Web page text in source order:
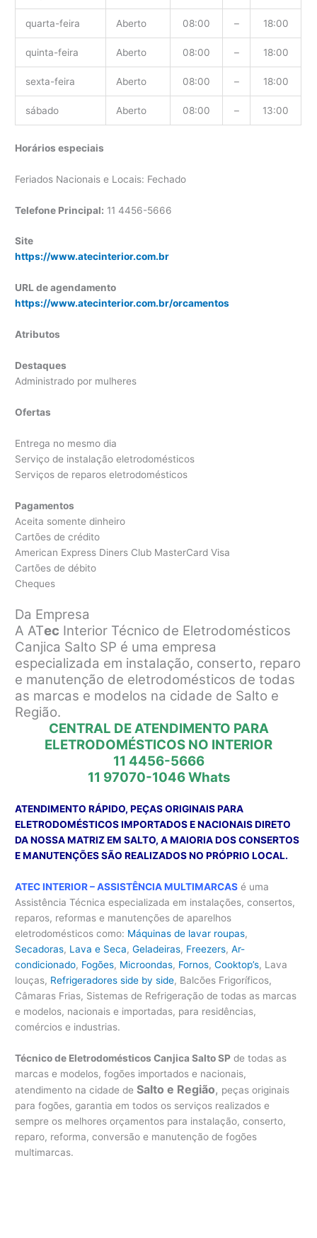
quarta-feira Aberto 08:00 – 18:00
quinta-feira Aberto 08:00 – 18:00
sexta-feira Aberto 08:00 – 18:00
sábado Aberto 08:00 – 13:00
Horários especiais
Feriados Nacionais e Locais: Fechado
Telefone Principal: 11 4456-5666
Site
https://www.atecinterior.com.br
URL de agendamento
https://www.atecinterior.com.br/orcamentos
Atributos
Destaques
Administrado por mulheres
Ofertas
Entrega no mesmo dia
Serviço de instalação eletrodomésticos
Serviços de reparos eletrodomésticos
Pagamentos
Aceita somente dinheiro
Cartões de crédito
American Express Diners Club MasterCard Visa
Cartões de débito
Cheques
Da Empresa
A ATec Interior Técnico de Eletrodomésticos
Canjica Salto SP é uma empresa
especializada em instalação, conserto, reparo
e manutenção de eletrodomésticos de todas
as marcas e modelos na cidade de Salto e
Região.
CENTRAL DE ATENDIMENTO PARA
ELETRODOMÉSTICOS NO INTERIOR
11 4456-5666
11 97070-1046Whats
ATENDIMENTO RÁPIDO, PEÇAS ORIGINAIS PARA
ELETRODOMÉSTICOS IMPORTADOS E NACIONAIS DIRETO
DA NOSSA MATRIZ EM SALTO, A MAIORIA DOS CONSERTOS
E MANUTENÇÕES SÃO REALIZADOS NO PRÓPRIO LOCAL.
ATEC INTERIOR – ASSISTÊNCIA MULTIMARCAS é uma
Assistência Técnica especializada em instalações, consertos,
reparos, reformas e manutenções de aparelhos
eletrodomésticos como: Máquinas de lavar roupas,
Secadoras, Lava e Seca,Geladeiras, Freezers,Ar-
condicionado, Fogões, Microondas, Fornos,Cooktop’s, Lava
louças, Refrigeradores side by side, Balcões Frigoríficos,
Câmaras Frias, Sistemas de Refrigeração de todas as marcas
e modelos, nacionais e importadas, para residências,
comércios e industrias.
Técnico de Eletrodomésticos Canjica Salto SP de todas as
marcas e modelos, fogões importados e nacionais,
atendimento na cidade deSalto e Região, peças originais
para fogões, garantia em todos os serviços realizados e
sempre os melhores orçamentos para instalação, conserto,
reparo, reforma, conversão e manutenção de fogões
multimarcas.